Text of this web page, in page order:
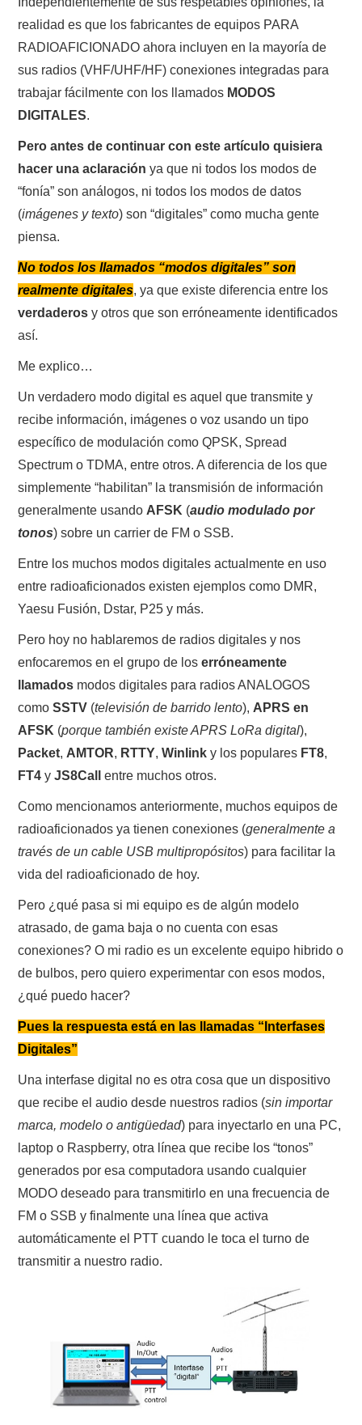
HISTORIA DE LA RADIO
IMÁGENES CRECJ
LA PULGA MERCANTE
LITERATURA DE LA RADIO
MIEMBROS ORIGINALES
MODOS DIGITALES
MORSE CW APRENDE Y MAS
NUESTRAS ACTIVIDADES !
PLAN DE BANDAS DE
RADIOAFICIONADOS EN MEXICO
PROMOCIÓN DE LA RADIO AFICIÓN
SALÓN DE LA FAMA DEL CRECJ
SOLICITUD DE INGRESO
W5WIN
WAVELOG
AUTENTIFICACIÓN DE MIEMBROS DEL
MUMLA APP ( MUY FÁCIL )
realidad es que los fabricantes de equipos PARA
RADIOAFICIONADO ahora incluyen en la mayoría de
sus radios (VHF/UHF/HF) conexiones integradas para
trabajar fácilmente con los llamados MODOS
DIGITALES.
Pero antes de continuar con este artículo quisiera
hacer una aclaraciónya que ni todos los modos de
“fonía” son análogos, ni todos los modos de datos
(imágenes y texto) son “digitales” como mucha gente
piensa.
No todos los llamados “modos digitales” son
realmente digitales, ya que existe diferencia entre los
verdaderos y otros que son erróneamente identificados
así.
Me explico…
Un verdadero modo digital es aquel que transmite y
recibe información, imágenes o voz usando un tipo
específico de modulación como QPSK, Spread
Spectrum o TDMA, entre otros. A diferencia de los que
simplemente “habilitan” la transmisión de información
generalmente usandoAFSK (audio modulado por
tonos) sobre un carrier de FM o SSB.
Entre los muchos modos digitales actualmente en uso
entre radioaficionados existen ejemplos como DMR,
Yaesu Fusión, Dstar, P25 y más.
Pero hoy no hablaremos de radios digitales y nos
enfocaremos en el grupo de loserróneamente
llamados modos digitales para radios ANALOGOS
comoSSTV (televisión de barrido lento),APRS en
AFSK (porque también existe APRS LoRa digital),
Packet,AMTOR, RTTY,Winlink y los populares FT8,
FT4 yJS8Call entre muchos otros.
Como mencionamos anteriormente, muchos equipos de
radioaficionados ya tienen conexiones (generalmente a
través de un cable USB multipropósitos) para facilitar la
vida del radioaficionado de hoy.
Pero ¿qué pasa si mi equipo es de algún modelo
atrasado, de gama baja o no cuenta con esas
conexiones? O mi radio es un excelente equipo hibrido o
de bulbos, pero quiero experimentar con esos modos,
¿qué puedo hacer?
Pues la respuesta está en las llamadas “Interfases
Digitales”
Una interfase digital no es otra cosa que un dispositivo
que recibe el audio desde nuestros radios (sin importar
marca, modelo o antigüedad) para inyectarlo en una PC,
laptop o Raspberry, otra línea que recibe los “tonos”
generados por esa computadora usando cualquier
MODO deseado para transmitirlo en una frecuencia de
FM o SSB y finalmente una línea que activa
automáticamente el PTT cuando le toca el turno de
transmitir a nuestro radio.